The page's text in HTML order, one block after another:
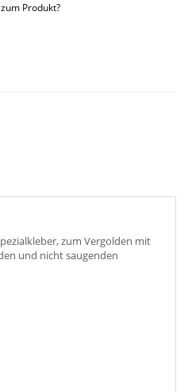
Produkt?
zum Vergolden mit
und nicht saugenden